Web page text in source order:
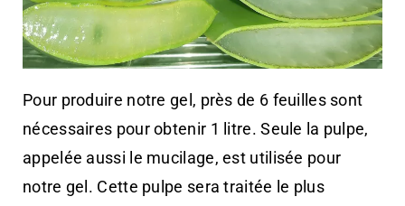
Pour produire notre gel, près de 6 feuilles sont
nécessaires pour obtenir 1 litre. Seule la pulpe,
appelée aussi le mucilage, est utilisée pour
notre gel. Cette pulpe sera traitée le plus